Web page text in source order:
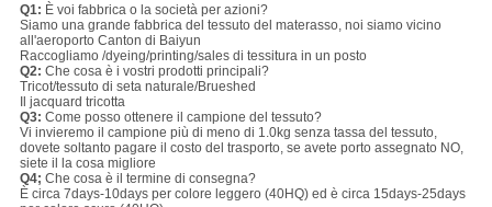
Q1: È voi fabbrica o la società per azioni?
Siamo una grande fabbrica del tessuto del materasso, noi siamo vicino
all'aeroporto Canton di Baiyun
Raccogliamo /dyeing/printing/sales di tessitura in un posto
Q2: Che cosa è i vostri prodotti principali?
Tricot/tessuto di seta naturale/Brueshed
Il jacquard tricotta
Q3: Come posso ottenere il campione del tessuto?
Vi invieremo il campione più di meno di 1.0kg senza tassa del tessuto,
dovete soltanto pagare il costo del trasporto, se avete porto assegnato NO,
siete il la cosa migliore
Q4; Che cosa è il termine di consegna?
È circa 7days-10days per colore leggero (40HQ) ed è circa 15days-25days